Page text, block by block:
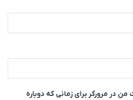
در مرورگر برای زمانی که دوباره